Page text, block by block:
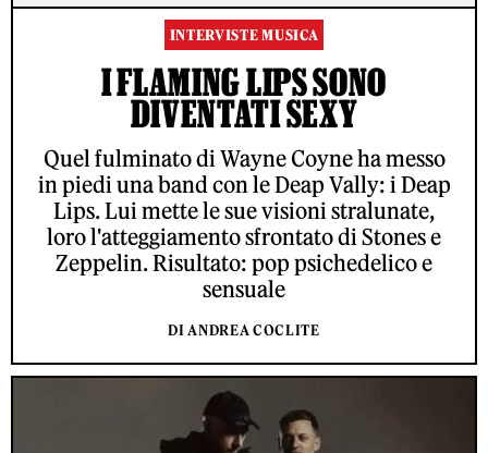
INTERVISTE MUSICA
I FLAMING LIPS SONO
DIVENTATI SEXY
Quel fulminato di Wayne Coyne ha messo
in piedi una band con le Deap Vally: i Deap
Lips. Lui mette le sue visioni stralunate,
loro l'atteggiamento sfrontato di Stones e
Zeppelin. Risultato: pop psichedelico e
sensuale
DI ANDREA COCLITE